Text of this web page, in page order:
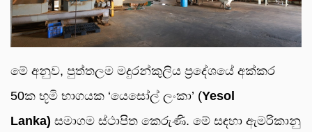
මේ අනුව, පුත්තලම මදුරන්කුලිය ප්‍රදේශයේ අක්කර
50ක භූමි භාගයක ‘යෙසෝල් ලංකා’ (Yesol
Lanka) සමාගම ස්ථාපිත කෙරුණි. මේ සඳහා ඇමරිකානු